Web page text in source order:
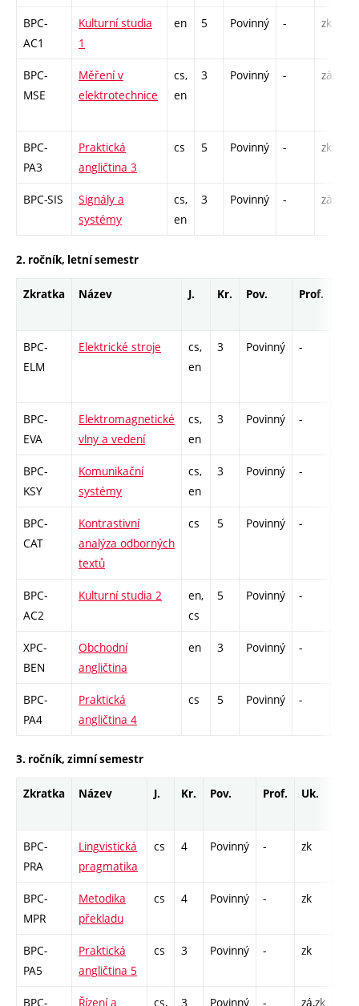
BPC-
AC1
Kulturní studia
1
en 5 Povinný - zk
BPC-
MSE
Měření v
elektrotechnice
cs,
en
3 Povinný - zá,zk
BPC-
PA3
Praktická
angličtina 3
cs 5 Povinný - zk
BPC-SIS
Signály a
systémy
cs,
en
3 Povinný - zá,zk
2. ročník, letní semestr
Zkratka Název J. Kr. Pov. Prof.
BPC-
ELM
Elektrické stroje
cs,
en
3 Povinný -
BPC-
EVA
Elektromagnetické
vlny a vedení
cs,
en
3 Povinný -
BPC-
KSY
Komunikační
systémy
cs,
en
3 Povinný -
BPC-
CAT
Kontrastivní
analýza odborných
textů
cs 5 Povinný -
BPC-
AC2
Kulturní studia 2
en,
cs
5 Povinný -
XPC-
BEN
Obchodní
angličtina
en 3 Povinný -
BPC-
PA4
Praktická
angličtina 4
cs 5 Povinný -
3. ročník, zimní semestr
Zkratka Název J. Kr. Pov. Prof. Uk.
BPC-
PRA
Lingvistická
pragmatika
cs 4 Povinný - zk
BPC-
MPR
Metodika
překladu
cs 4 Povinný - zk
BPC-
PA5
Praktická
angličtina 5
cs 3 Povinný - zk
BPC-
Řízení a
cs,
3 Povinný - zá,zk